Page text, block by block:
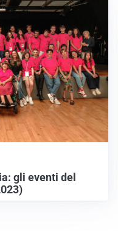
gli eventi del